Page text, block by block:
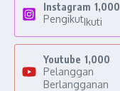
Instagram 1,000
PengikutIkuti
Youtube 1,000
Pelanggan
Berlangganan